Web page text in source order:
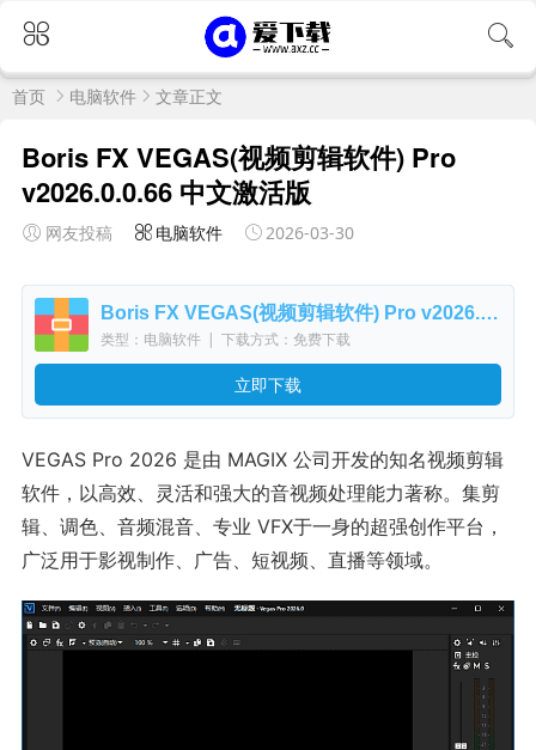
首页 电脑软件 文章正文
Boris FX VEGAS(视频剪辑软件) Pro
v2026.0.0.66 中文激活版
网友投稿 电脑软件 2026-03-30
Boris FX VEGAS(视频剪辑软件) Pro v2026.0.0.66 中文激活版
类型：电脑软件 | 下载方式：免费下载
立即下载
VEGAS Pro 2026 是由 MAGIX 公司开发的知名视频剪辑
软件，以高效、灵活和强大的音视频处理能力著称。集剪
辑、调色、音频混音、专业 VFX于一身的超强创作平台，
广泛用于影视制作、广告、短视频、直播等领域。